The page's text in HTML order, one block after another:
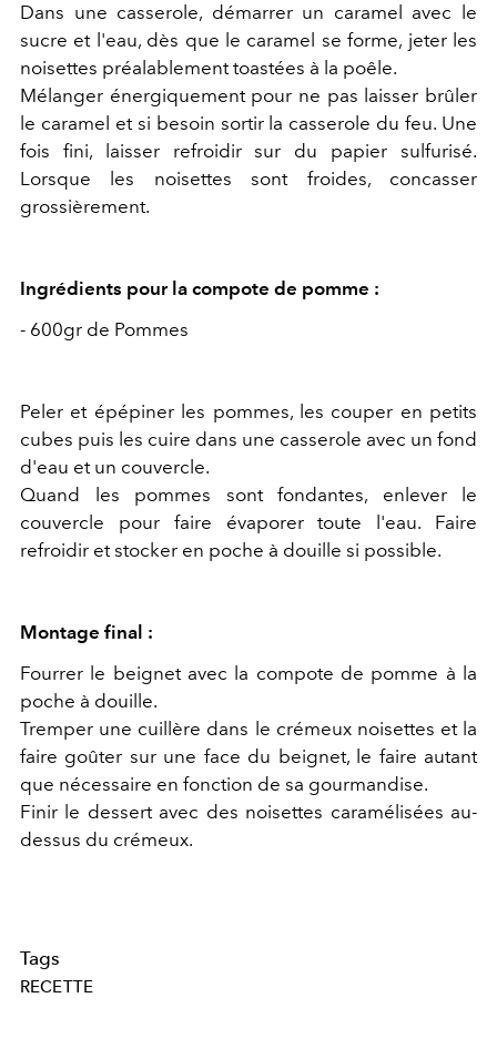
Dans une casserole, démarrer un caramel avec le
sucre et l'eau, dès que le caramel se forme, jeter les
noisettes préalablement toastées à la poêle.
Mélanger énergiquement pour ne pas laisser brûler
le caramel et si besoin sortir la casserole du feu. Une
fois fini, laisser refroidir sur du papier sulfurisé.
Lorsque les noisettes sont froides, concasser
grossièrement.
Ingrédients pour la compote de pomme :
- 600gr de Pommes
Peler et épépiner les pommes, les couper en petits
cubes puis les cuire dans une casserole avec un fond
d'eau et un couvercle.
Quand les pommes sont fondantes, enlever le
couvercle pour faire évaporer toute l'eau. Faire
refroidir et stocker en poche à douille si possible.
Montage final :
Fourrer le beignet avec la compote de pomme à la
poche à douille.
Tremper une cuillère dans le crémeux noisettes et la
faire goûter sur une face du beignet, le faire autant
que nécessaire en fonction de sa gourmandise.
Finir le dessert avec des noisettes caramélisées au-
dessus du crémeux.
Tags
RECETTE